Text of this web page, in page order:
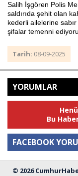
Salih İşgören Polis
saldırıda şehit olan
kederli ailelerine
şifalar temenni
Tarih: 08-09-2025
YORUMLAR
Bu
FACEBOOK
© 2026